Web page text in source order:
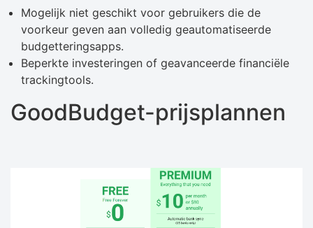
Mogelijk niet geschikt voor gebruikers die de
voorkeur geven aan volledig geautomatiseerde
budgetteringsapps.
Beperkte investeringen of geavanceerde financiële
trackingtools.
GoodBudget-prijsplannen